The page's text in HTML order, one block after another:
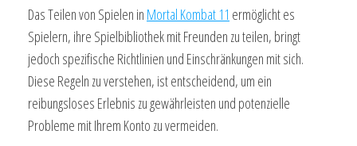
Das Teilen von Spielen in Mortal Kombat 11 ermöglicht es
Spielern, ihre Spielbibliothek mit Freunden zu teilen, bringt
jedoch spezifische Richtlinien und Einschränkungen mit sich.
Diese Regeln zu verstehen, ist entscheidend, um ein
reibungsloses Erlebnis zu gewährleisten und potenzielle
Probleme mit Ihrem Konto zu vermeiden.